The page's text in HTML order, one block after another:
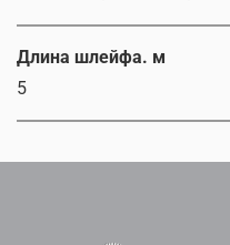
Длина шлейфа. м
5